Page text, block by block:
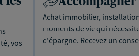
vos
Achat immobilier,
moments de vie qui
d'épargne. Recevez un